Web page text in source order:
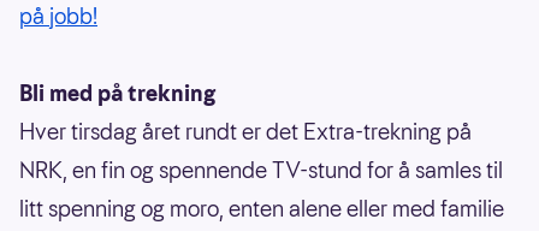
på jobb!
Bli med på trekning
Hver tirsdag året rundt er det Extra-trekning på
NRK, en fin og spennende TV-stund for å samles til
litt spenning og moro, enten alene eller med familie